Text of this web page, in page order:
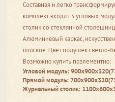
Составная и легко
комплект входит 3 угловых
столик со стеклянной
Алюминиевый каркас,
плоское. Цвет подушек светло-
Возможно купить поэлементно:
Угловой модуль:
Прямой модуль:
Журнальный столик: